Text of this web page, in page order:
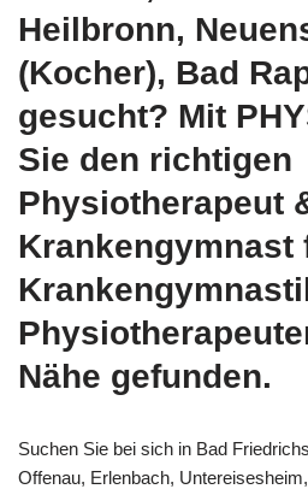
Heilbronn,
(Kocher), Bad
gesucht? Mit
Sie den richtigen
Physiotherapeut
Krankengymnast
Nähe gefunden.
Suchen Sie bei sich in Bad
Offenau, Erlenbach,